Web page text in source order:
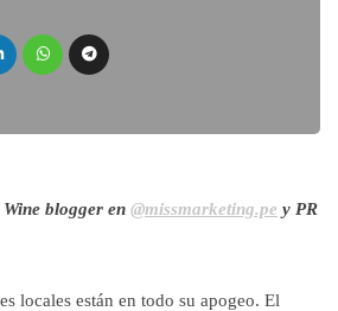
blogger en @missmarketing.pe y PR
locales están en todo su apogeo. El